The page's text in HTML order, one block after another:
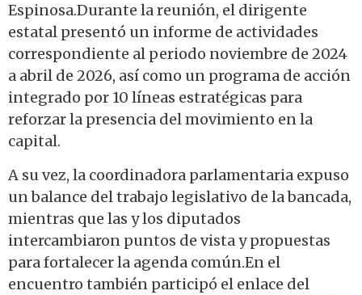
Espinosa.Durante la reunión, el dirigente
estatal presentó un informe de actividades
correspondiente al periodo noviembre de 2024
a abril de 2026, así como un programa de acción
integrado por 10 líneas estratégicas para
reforzar la presencia del movimiento en la
capital.
A su vez, la coordinadora parlamentaria expuso
un balance del trabajo legislativo de la bancada,
mientras que las y los diputados
intercambiaron puntos de vista y propuestas
para fortalecer la agenda común.En el
encuentro también participó el enlace del